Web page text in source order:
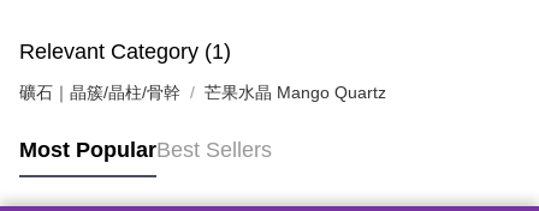
Relevant Category (1)
礦石｜晶簇/晶柱/骨幹 芒果水晶 Mango Quartz
Most PopularBest Sellers